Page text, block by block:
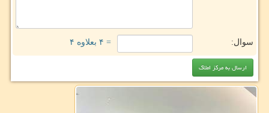
سوال: = ۴ بعلاوه ۴